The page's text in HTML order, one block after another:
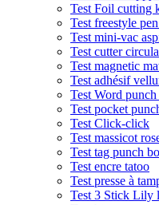
Test Foil cutting
Test freestyle
Test mini-vac
Test cutter
Test magnetic
Test adhésif
Test Word punch
Test pocket
Test Click-click
Test massicot
Test tag punch
Test encre tatoo
Test presse à
Test 3 Stick Lily